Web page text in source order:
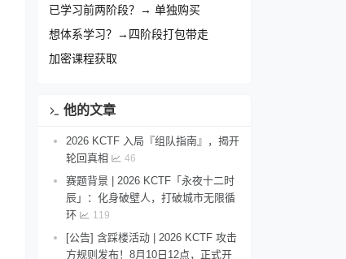
已学习前两阶段？→ 单独购买
想体系学习？→四阶段打包带走
加密课程获取
他的文章
2026 KCTF 入局『组队指南』，揭开
轮回真相
46
赛题背景 | 2026 KCTF「永夜十二时
辰」：化身破壁人，打破城市无限循
环
119
[公告] 含踩楼活动 | 2026 KCTF 攻击
方规则发布！8月10日12点，正式开